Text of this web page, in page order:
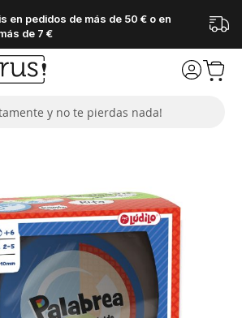
en pedidos de más de 50 € o en
de 7 €